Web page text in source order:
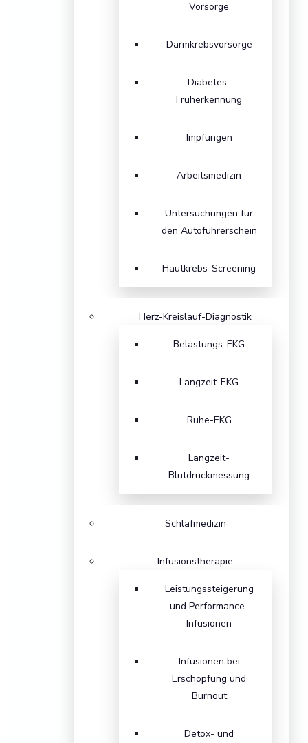
Vorsorge
Darmkrebsvorsorge
Diabetes-
Früherkennung
Impfungen
Arbeitsmedizin
Untersuchungen für
den Autoführerschein
Hautkrebs-Screening
Herz-Kreislauf-Diagnostik
Belastungs-EKG
Langzeit-EKG
Ruhe-EKG
Langzeit-
Blutdruckmessung
Schlafmedizin
Infusionstherapie
Leistungssteigerung
und Performance-
Infusionen
Infusionen bei
Erschöpfung und
Burnout
Detox- und